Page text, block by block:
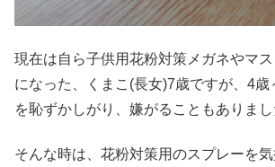
現在は自ら子供用花粉対策メガネやマ
になった、くまこ(長女)7歳ですが、4歳
を恥ずかしがり、嫌がることもありまし
そんな時は、花粉対策用のスプレーを